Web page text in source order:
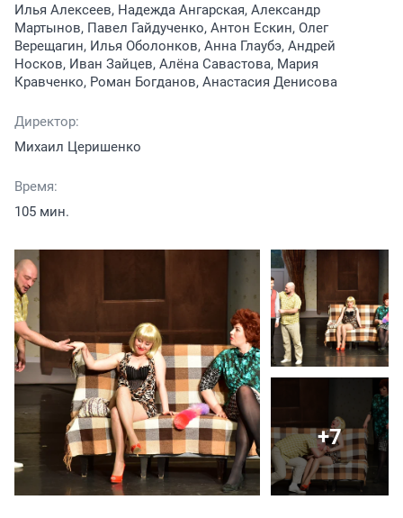
Илья Алексеев, Надежда Ангарская, Александр
Мартынов, Павел Гайдученко, Антон Ескин, Олег
Верещагин, Илья Оболонков, Анна Глаубэ, Андрей
Носков, Иван Зайцев, Алёна Савастова, Мария
Кравченко, Роман Богданов, Анастасия Денисова
Директор:
Михаил Церишенко
Время:
105 мин.
+7